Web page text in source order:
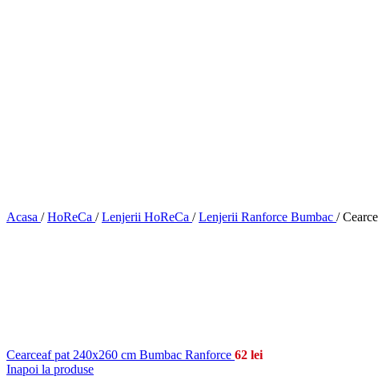
Acasa / HoReCa / Lenjerii HoReCa / Lenjerii Ranforce Bumbac /
Cearceaf pat 240x260 cm Bumbac Ranforce 62 lei
Inapoi la produse